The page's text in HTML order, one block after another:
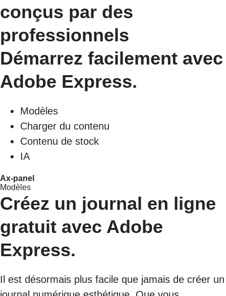
conçus par des
professionnels
Démarrez facilement avec
Adobe Express.
Modèles
Charger du contenu
Contenu de stock
IA
Ax-panel
Modèles
Créez un journal en ligne
gratuit avec Adobe
Express.
Il est désormais plus facile que jamais de créer un